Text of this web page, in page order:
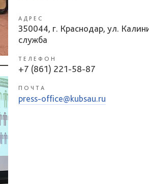
АДРЕС
350044, г. Краснодар, ул.
служба
ТЕЛЕФОН
+7 (861) 221-58-87
ПОЧТА
press-office@kubsau.ru